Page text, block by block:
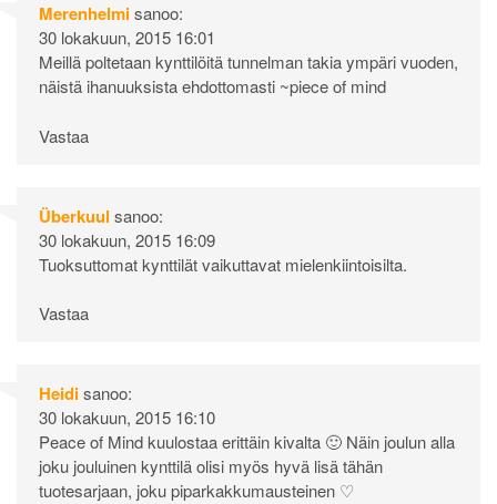
Merenhelmisanoo:
30 lokakuun, 2015 16:01
Meillä poltetaan kynttilöitä tunnelman takia ympäri vuoden,
näistä ihanuuksista ehdottomasti ~piece of mind
Vastaa
Überkuul sanoo:
30 lokakuun, 2015 16:09
Tuoksuttomat kynttilät vaikuttavat mielenkiintoisilta.
Vastaa
Heidisanoo:
30 lokakuun, 2015 16:10
Peace of Mind kuulostaa erittäin kivalta 🙂 Näin joulun alla
joku jouluinen kynttilä olisi myös hyvä lisä tähän
tuotesarjaan, joku piparkakkumausteinen ♡